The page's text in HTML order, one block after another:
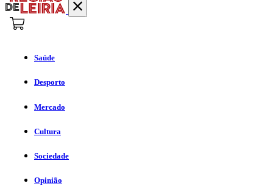
Saúde
Desporto
Mercado
Cultura
Sociedade
Opinião